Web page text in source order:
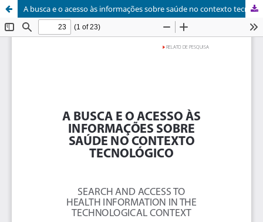
A busca e o acesso às informações sobre saúde no contexto tecnológico